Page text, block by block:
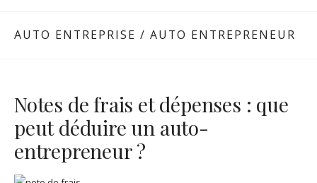
AUTO ENTREPRISE / AUTO ENTREPRENEUR
Notes de frais et dépenses : que
peut déduire un auto-
entrepreneur ?